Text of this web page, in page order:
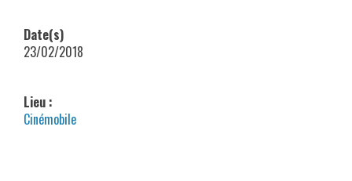
Date(s)
23/02/2018
Lieu :
Cinémobile